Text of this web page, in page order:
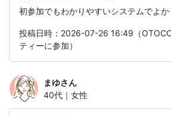
初参加でもわかりやすいシステムでよか
投稿日時：2026-07-26 16:49（
ティーに参加）
まゆさん
40代｜女性